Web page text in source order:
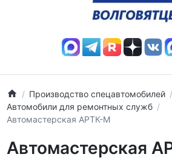
Производство спецавтомобилей
Автомобили для ремонтных служб
Автомастерская АРТК-М
Автомастерская